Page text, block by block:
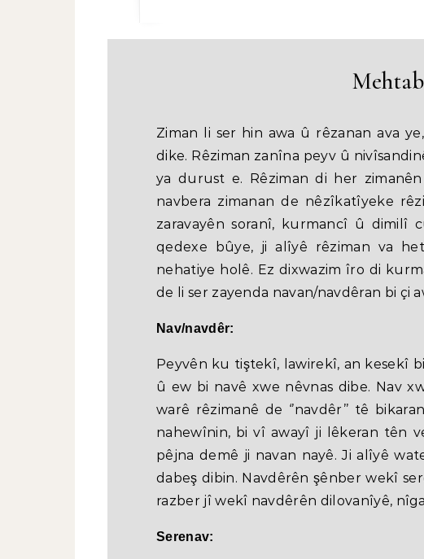
Ziman li ser hin awa û rêzanan ava
dike. Rêziman zanîna peyv û
ya durust e. Rêziman di her
navbera zimanan de nêzîkatîyeke
zaravayên soranî, kurmancî û dimilî
qedexe bûye, ji alîyê rêziman va
nehatiye holê. Ez dixwazim îro di
de li ser zayenda navan/navdêran bi çi
Nav/navdêr:
Peyvên ku tiştekî, lawirekî, an kesekî
û ew bi navê xwe nêvnas dibe. Nav
warê rêzimanê de ‘’navdêr’’ tê
nahewînin, bi vî awayî ji lêkeran tên
pêjna demê ji navan nayê. Ji alîyê
dabeş dibin. Navdêrên şênber wekî
razber jî wekî navdêrên dilovanîyê,
Serenav: